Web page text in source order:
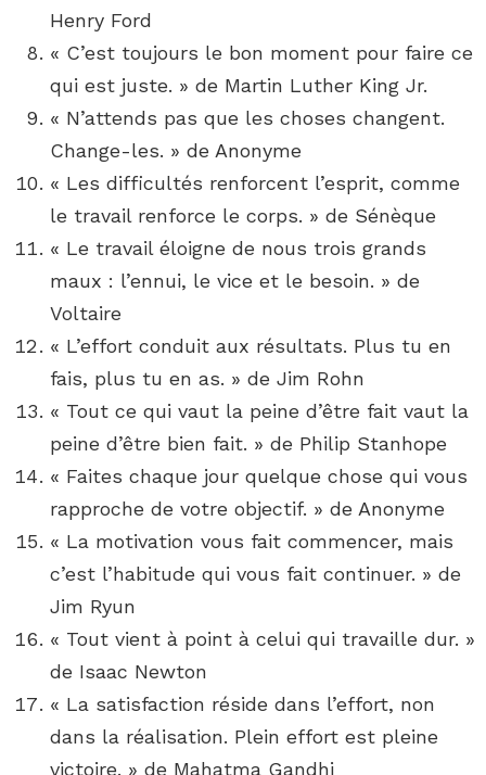
Henry Ford
« C’est toujours le bon moment pour faire ce
qui est juste. » de Martin Luther King Jr.
« N’attends pas que les choses changent.
Change-les. » de Anonyme
« Les difficultés renforcent l’esprit, comme
le travail renforce le corps. » de Sénèque
« Le travail éloigne de nous trois grands
maux : l’ennui, le vice et le besoin. » de
Voltaire
« L’effort conduit aux résultats. Plus tu en
fais, plus tu en as. » de Jim Rohn
« Tout ce qui vaut la peine d’être fait vaut la
peine d’être bien fait. » de Philip Stanhope
« Faites chaque jour quelque chose qui vous
rapproche de votre objectif. » de Anonyme
« La motivation vous fait commencer, mais
c’est l’habitude qui vous fait continuer. » de
Jim Ryun
« Tout vient à point à celui qui travaille dur. »
de Isaac Newton
« La satisfaction réside dans l’effort, non
dans la réalisation. Plein effort est pleine
victoire. » de Mahatma Gandhi